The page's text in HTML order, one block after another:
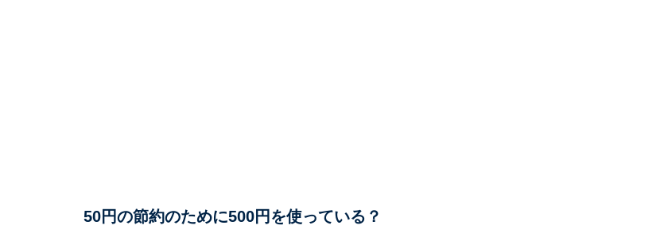
50円の節約のために500円を使っている？